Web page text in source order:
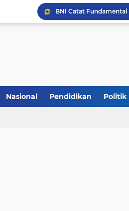
JakOne Mobile Antar
Nasional Pendidikan Politik